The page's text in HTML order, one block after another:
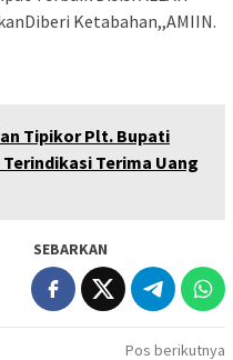
Ketabahan,,AMIIN.
Tipikor Plt. Bupati
Terindikasi Terima Uang
SEBARKAN
Pos berikutnya